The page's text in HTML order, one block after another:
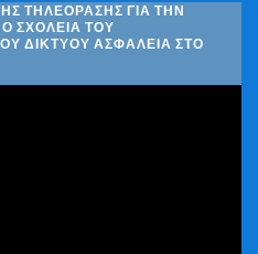
ΤΗΛΕΌΡΑΣΗΣ ΓΙΑ ΤΗΝ
ΣΧΟΛΕΊΑ ΤΟΥ
ΔΙΚΤΎΟΥ ΑΣΦΆΛΕΙΑ ΣΤΟ